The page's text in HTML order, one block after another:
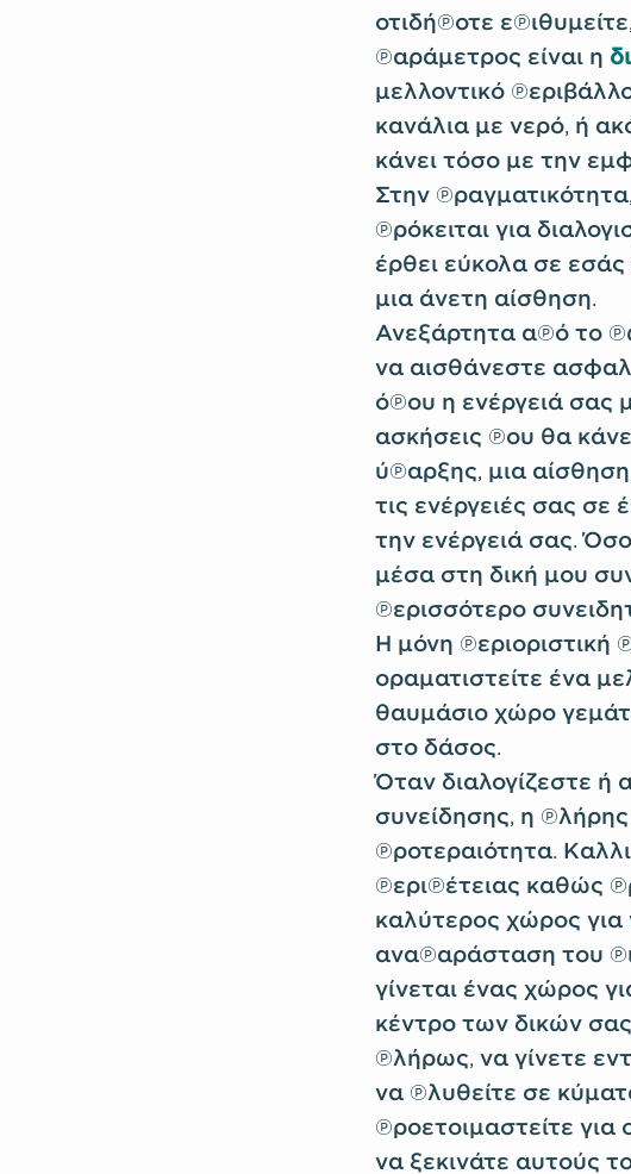
οτιδήποτε
παράμετρος είναι η
μελλοντικό
κανάλια με νερό, ή
κάνει τόσο με την
Στην
πρόκειται για
έρθει εύκολα σε
μια άνετη αίσθηση.
Ανεξάρτητα από το
να αισθάνεστε
όπου η ενέργειά σας
ασκήσεις που θα
ύπαρξης, μια
τις ενέργειές σας
την ενέργειά σας.
μέσα στη δική μου
περισσότερο
Η μόνη περιοριστική
οραματιστείτε ένα
θαυμάσιο χώρο
στο δάσος.
Όταν διαλογίζεστε ή
συνείδησης, η
προτεραιότητα.
περιπέτειας καθώς
καλύτερος χώρος
αναπαράσταση του
γίνεται ένας χώρος
κέντρο των δικών
πλήρως, να γίνετε
να πλυθείτε σε
προετοιμαστείτε για
να ξεκινάτε αυτούς